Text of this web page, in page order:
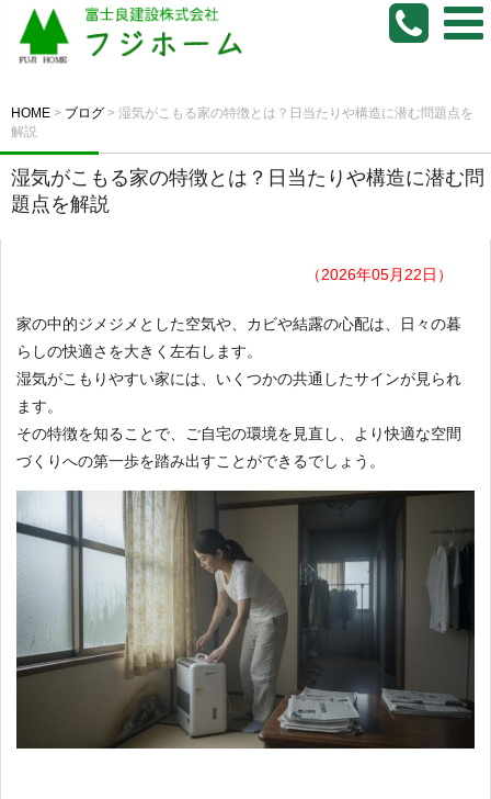
HOME > ブログ > 湿気がこもる家の特徴とは？日当たりや構造に潜む問題点を
解説
湿気がこもる家の特徴とは？日当たりや構造に潜む問
題点を解説
（2026年05月22日）
家の中的ジメジメとした空気や、カビや結露の心配は、日々の暮
らしの快適さを大きく左右します。
湿気がこもりやすい家には、いくつかの共通したサインが見られ
ます。
その特徴を知ることで、ご自宅の環境を見直し、より快適な空間
づくりへの第一歩を踏み出すことができるでしょう。